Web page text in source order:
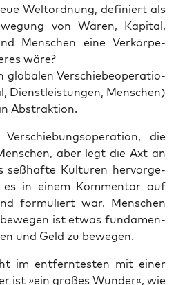
Welt­ord­nung, defi­niert als
von Waren, Kapi­tal,
Men­schen eine Ver­kör­pe­
wäre?
glo­ba­len Ver­schie­be­ope­ra­tio­
Dienst­leis­tun­gen, Men­schen)
Abstraktion.
die
aber legt die Axt an
seß­haf­te Kul­tu­ren her­vor­ge­
in einem Kom­men­tar auf
for­mu­liert war. Men­schen
ist etwas fun­da­men­
und Geld zu bewegen.
im ent­fern­tes­ten mit einer
ist »ein gro­ßes Wun­der«, wie